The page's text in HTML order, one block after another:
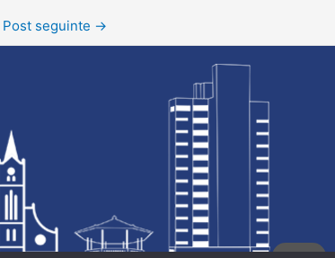
Post seguinte →